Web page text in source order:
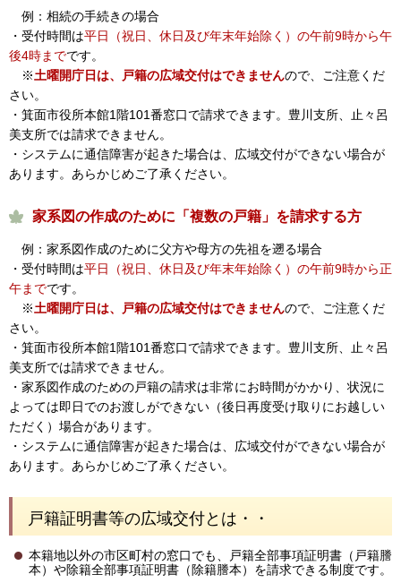
例：相続の手続きの場合
・受付時間は平日（祝日、休日及び年末年始除く）の午前9時から午
後4時までです。
※土曜開庁日は、戸籍の広域交付はできませんので、ご注意くだ
さい。
・箕面市役所本館1階101番窓口で請求できます。豊川支所、止々呂
美支所では請求できません。
・システムに通信障害が起きた場合は、広域交付ができない場合が
あります。あらかじめご了承ください。
家系図の作成のために「複数の戸籍」を請求する方
例：家系図作成のために父方や母方の先祖を遡る場合
・受付時間は平日（祝日、休日及び年末年始除く）の午前9時から正
午までです。
※土曜開庁日は、戸籍の広域交付はできませんので、ご注意くだ
さい。
・箕面市役所本館1階101番窓口で請求できます。豊川支所、止々呂
美支所では請求できません。
・家系図作成のための戸籍の請求は非常にお時間がかかり、状況に
よっては即日でのお渡しができない（後日再度受け取りにお越しい
ただく）場合があります。
・システムに通信障害が起きた場合は、広域交付ができない場合が
あります。あらかじめご了承ください。
戸籍証明書等の広域交付とは・・
本籍地以外の市区町村の窓口でも、戸籍全部事項証明書（戸籍謄
本）や除籍全部事項証明書（除籍謄本）を請求できる制度です。